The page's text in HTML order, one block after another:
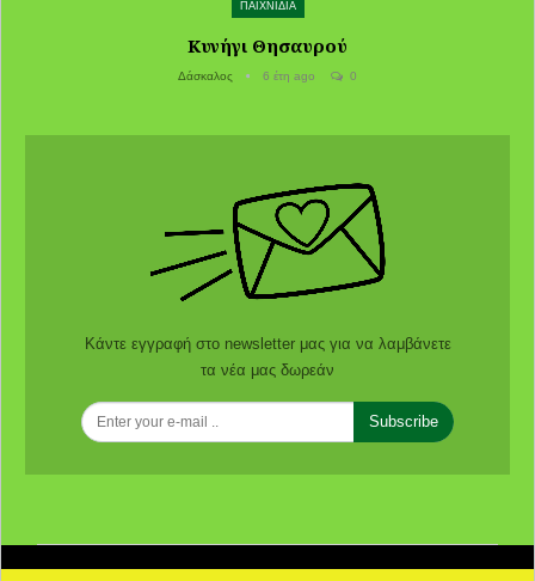
ΠΑΙΧΝΙΔΙΑ
Κυνήγι Θησαυρού
Δάσκαλος 6 έτη ago 0
Κάντε εγγραφή στο newsletter μας για να λαμβάνετε
τα νέα μας δωρεάν
Subscribe